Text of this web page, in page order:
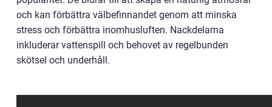
och kan förbättra välbefinnandet genom att minska
stress och förbättra inomhusluften. Nackdelarna
inkluderar vattenspill och behovet av regelbunden
skötsel och underhåll.